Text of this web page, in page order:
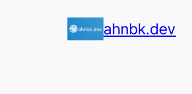
ahnbk.dev